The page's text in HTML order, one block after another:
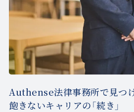
Authense法律事務所で見つ
飽きないキャリアの「続き」